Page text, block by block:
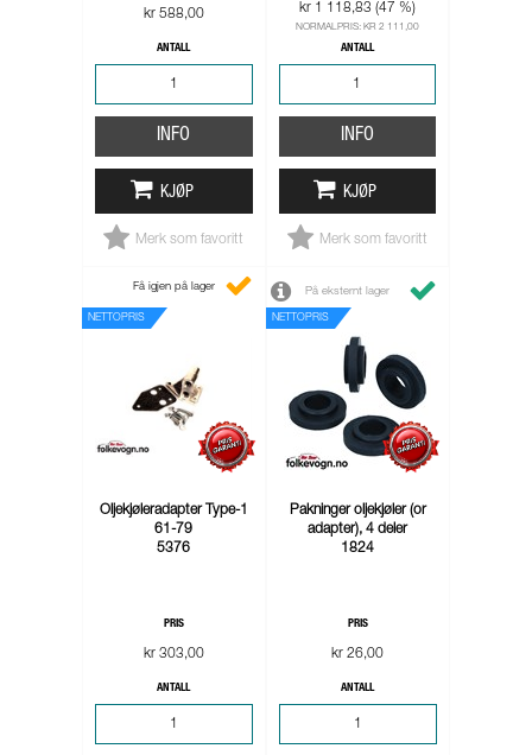
kr 588,00
ANTALL
INFO
KJØP
Merk som favoritt
kr 1 118,83 (47 %)
NORMALPRIS: KR 2 111,00
ANTALL
INFO
KJØP
Merk som favoritt
NETTOPRIS
Få igjen på lager
Oljekjøleradapter Type-1
61-79
5376
PRIS
kr 303,00
ANTALL
NETTOPRIS
På eksternt lager
Pakninger oljekjøler (or
adapter), 4 deler
1824
PRIS
kr 26,00
ANTALL